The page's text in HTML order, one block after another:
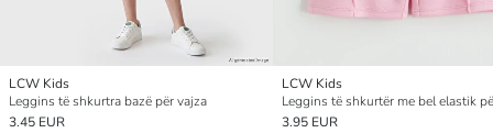
LCW Kids
Leggins të shkurtra bazë për vajza
3.45 EUR
LCW Kids
Leggins të shkurtër me bel elastik
3.95 EUR